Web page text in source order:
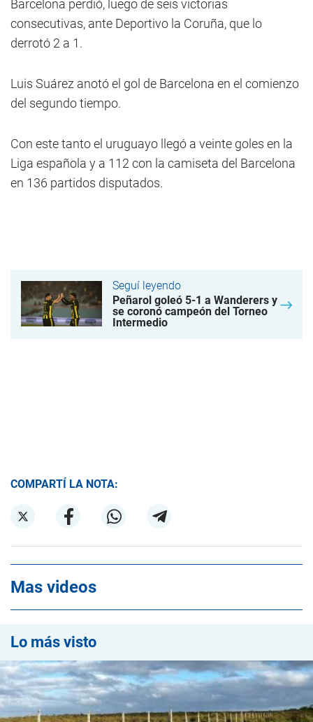
Barcelona perdió, luego de seis victorias
consecutivas, ante Deportivo la Coruña, que lo
derrotó 2 a 1.
Luis Suárez anotó el gol de Barcelona en el comienzo
del segundo tiempo.
Con este tanto el uruguayo llegó a veinte goles en la
Liga española y a 112 con la camiseta del Barcelona
en 136 partidos disputados.
Seguí leyendo
Peñarol goleó 5-1 a Wanderers y
se coronó campeón del Torneo
Intermedio
COMPARTÍ LA NOTA:
Mas videos
Lo más visto